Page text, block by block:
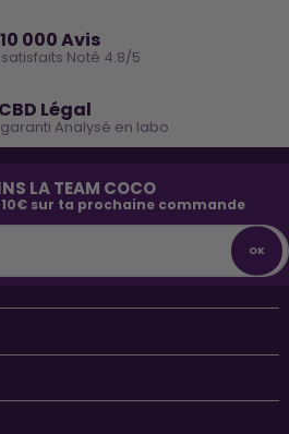
000 Avis
Noté 4.8/5
CBD Légal
garanti Analysé en labo
LA TEAM COCO
sur ta prochaine commande